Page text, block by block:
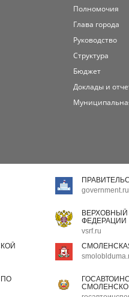
Полномочия
Глава города
Руководство
Структура
Бюджет
Доклады и
government.ru
ФЕДЕРАЦИИ
vsrf.ru
ПО